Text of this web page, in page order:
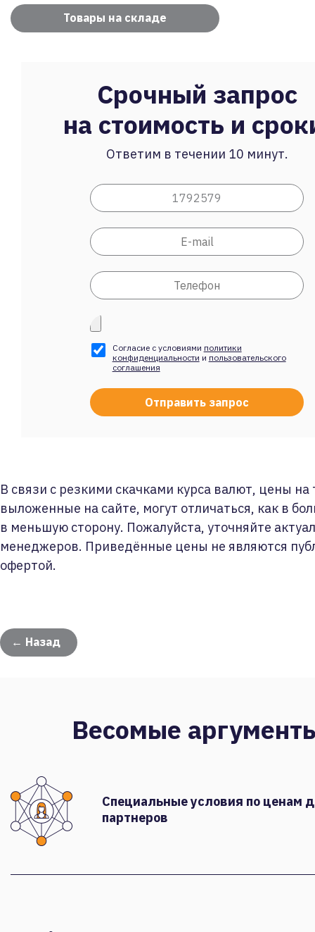
Товары на складе
Срочный запрос
на стоимость и
Ответим в течении 10 минут.
Согласие с условиями политики
конфиденциальности и пользовательского
соглашения
В связи с резкими скачками курса валют, цены на
выложенные на сайте, могут отличаться, как в
в меньшую сторону. Пожалуйста, уточняйте
менеджеров. Приведённые цены не являются
офертой.
← Назад
Весомые
Специальные условия по ценам
партнеров